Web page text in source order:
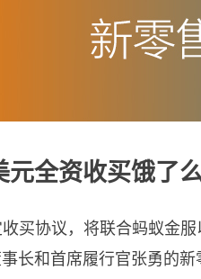
元全资收买饿了
买协议，将联合蚂蚁金
长和首席履行官张勇的